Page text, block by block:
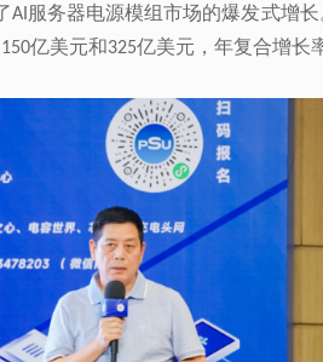
AI 服务器电源模组市场的爆发式增
150亿美元和325亿美元，年复合增长